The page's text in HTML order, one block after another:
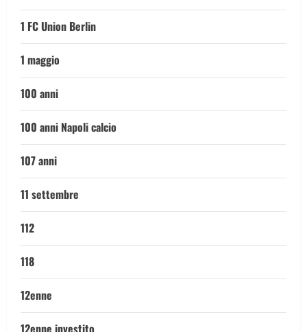
1 FC Union Berlin
1 maggio
100 anni
100 anni Napoli calcio
107 anni
11 settembre
112
118
12enne
12enne investito